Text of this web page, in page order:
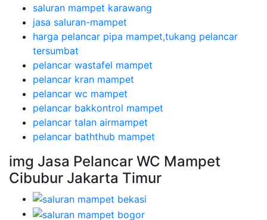
saluran mampet karawang
jasa saluran-mampet
harga pelancar pipa mampet,tukang pelancar
tersumbat
pelancar wastafel mampet
pelancar kran mampet
pelancar wc mampet
pelancar bakkontrol mampet
pelancar talan airmampet
pelancar baththub mampet
img Jasa Pelancar WC Mampet
Cibubur Jakarta Timur